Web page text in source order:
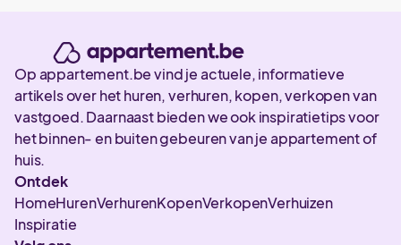
Op appartement.be vind je actuele, informatieve
artikels over het huren, verhuren, kopen, verkopen van
vastgoed. Daarnaast bieden we ook inspiratietips voor
het binnen- en buiten gebeuren van je appartement of
huis.
Ontdek
HomeHurenVerhurenKopenVerkopenVerhuizen
Inspiratie